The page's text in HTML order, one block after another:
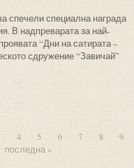
спечели специална награда
В надпреварата за най-
“Дни на сатирата –
сдружение “Завичай”
4 5 6 7 8
9
последна »